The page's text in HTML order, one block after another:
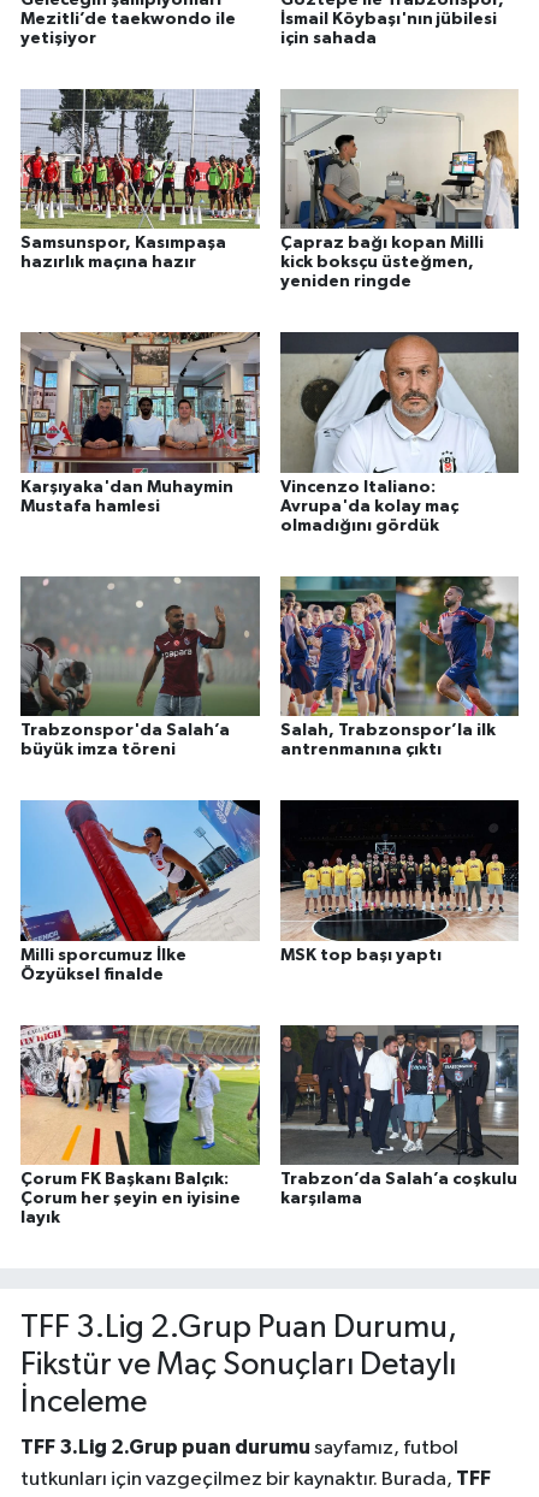
Mezitli’de taekwondo ile
yetişiyor
İsmail Köybaşı'nın jübilesi
için sahada
Samsunspor, Kasımpaşa
hazırlık maçına hazır
Çapraz bağı kopan Milli
kick boksçu üsteğmen,
yeniden ringde
Karşıyaka'dan Muhaymin
Mustafa hamlesi
Vincenzo Italiano:
Avrupa'da kolay maç
olmadığını gördük
Trabzonspor'da Salah’a
büyük imza töreni
Salah, Trabzonspor’la ilk
antrenmanına çıktı
Milli sporcumuz İlke
Özyüksel finalde
MSK top başı yaptı
Çorum FK Başkanı Balçık:
Çorum her şeyin en iyisine
layık
Trabzon’da Salah’a coşkulu
karşılama
TFF 3.Lig 2.Grup Puan Durumu,
Fikstür ve Maç Sonuçları Detaylı
İnceleme
TFF 3.Lig 2.Grup puan durumu sayfamız, futbol
tutkunları için vazgeçilmez bir kaynaktır. Burada, TFF